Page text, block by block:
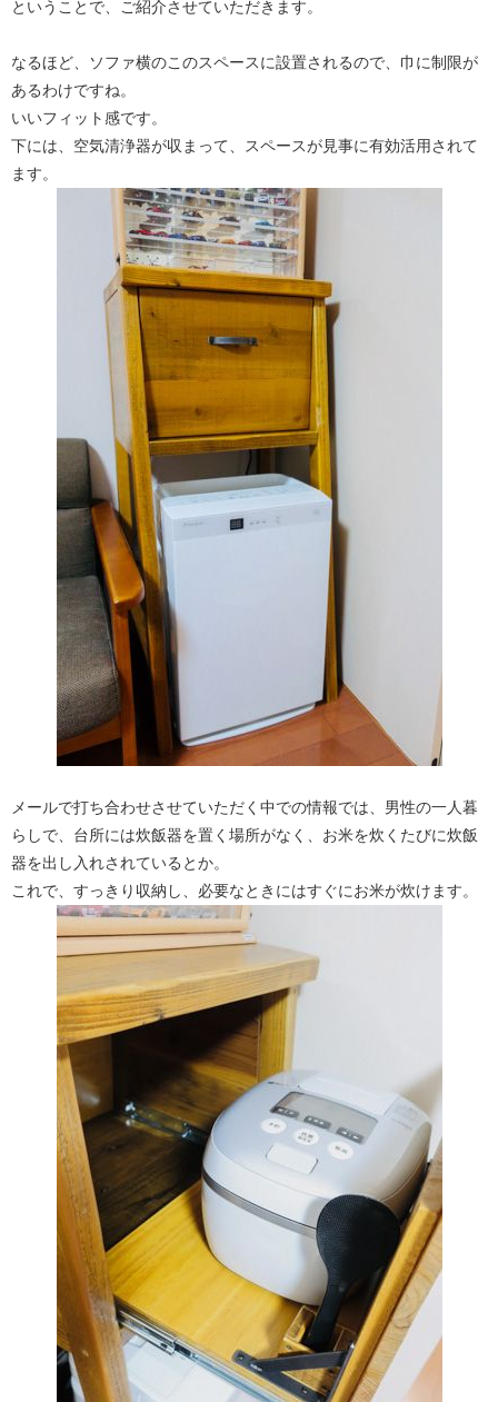
ということで、ご紹介させていただきます。
なるほど、ソファ横のこのスペースに設置されるので、巾に制限が
あるわけですね。
いいフィット感です。
下には、空気清浄器が収まって、スペースが見事に有効活用されて
ます。
メールで打ち合わせさせていただく中での情報では、男性の一人暮
らしで、台所には炊飯器を置く場所がなく、お米を炊くたびに炊飯
器を出し入れされているとか。
これで、すっきり収納し、必要なときにはすぐにお米が炊けます。